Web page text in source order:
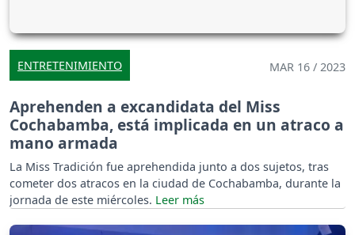
ENTRETENIMIENTO MAR 16 / 2023
Aprehenden a excandidata del Miss
Cochabamba, está implicada en un atraco a
mano armada
La Miss Tradición fue aprehendida junto a dos sujetos, tras
cometer dos atracos en la ciudad de Cochabamba, durante la
jornada de este miércoles.